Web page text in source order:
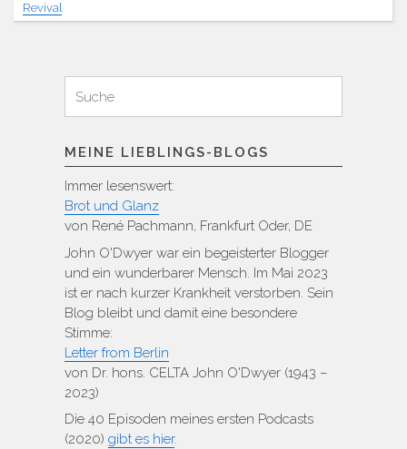
Revival
für:
Suchen
MEINE LIEBLINGS-BLOGS
Immer lesenswert:
Brot und Glanz
von René Pachmann, Frankfurt Oder, DE
John O'Dwyer war ein begeisterter Blogger
und ein wunderbarer Mensch. Im Mai 2023
ist er nach kurzer Krankheit verstorben. Sein
Blog bleibt und damit eine besondere
Stimme:
Letter from Berlin
von Dr. hons. CELTA John O'Dwyer (1943 –
2023)
Die 40 Episoden meines ersten Podcasts
(2020) gibt es hier.